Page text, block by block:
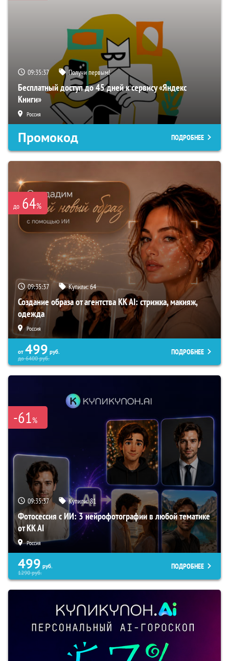
09:35:36 Получи первым!
Бесплатный доступ до 45 дней к сервису «Яндекс
Книги»
Россия
Промокод ПОДРОБНЕЕ
до 64%
09:35:36 Купили:64
Создание образа от агентства KK AI: стрижка, макияж,
одежда
Россия
от 499 руб.
до6400руб.
ПОДРОБНЕЕ
-61%
09:35:36 Купили:81
Фотосессия с ИИ: 3 нейрофотографии в любой тематике
от KK AI
Россия
499 руб.
1290руб.
ПОДРОБНЕЕ